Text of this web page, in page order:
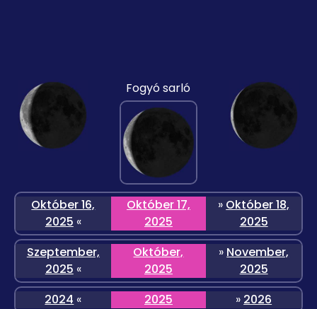
Fogyó sarló
Október 16,
2025 «
Október 17,
2025
» Október 18,
2025
Szeptember,
2025 «
Október,
2025
» November,
2025
2024 « 2025 » 2026